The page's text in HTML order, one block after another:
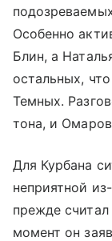
Особенно
Блин, а
остальных,
Темных.
тона, и Омаров
Для Курбана
неприятной
прежде
момент он